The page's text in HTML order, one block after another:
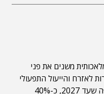
משנים את פני
לאזרח והייעול התפעולי
צופה שעד 2027, כ-40%